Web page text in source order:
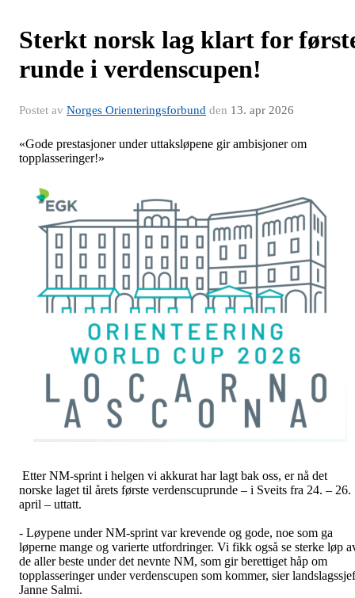
Sterkt norsk lag klart for
runde i verdenscupen!
Postet av Norges Orienteringsforbund den 13. apr 2026
«Gode prestasjoner under uttaksløpene gir ambisjoner om
topplasseringer!»
Etter NM-sprint i helgen vi akkurat har lagt bak oss, er nå det
norske laget til årets første verdenscuprunde – i Sveits fra 24. – 26.
april – uttatt.
- Løypene under NM-sprint var krevende og gode, noe som ga
løperne mange og varierte utfordringer. Vi fikk også se sterke løp
de aller beste under det nevnte NM, som gir berettiget håp om
topplasseringer under verdenscupen som kommer, sier landslagssjef
Janne Salmi.